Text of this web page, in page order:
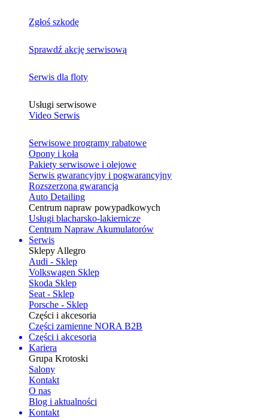
Zgłoś szkodę
Sprawdź akcję serwisową
Serwis dla floty
Usługi serwisowe
Video Serwis
Serwisowe programy rabatowe
Opony i koła
Pakiety serwisowe i olejowe
Serwis gwarancyjny i pogwarancyjny
Rozszerzona gwarancja
Auto Detailing
Centrum napraw powypadkowych
Usługi blacharsko-lakiernicze
Centrum Napraw Akumulatorów
Serwis
Sklepy Allegro
Audi - Sklep
Volkswagen Sklep
Skoda Sklep
Seat - Sklep
Porsche - Sklep
Części i akcesoria
Części zamienne NORA B2B
Części i akcesoria
Kariera
Grupa Krotoski
Salony
Kontakt
O nas
Blog i aktualności
Kontakt